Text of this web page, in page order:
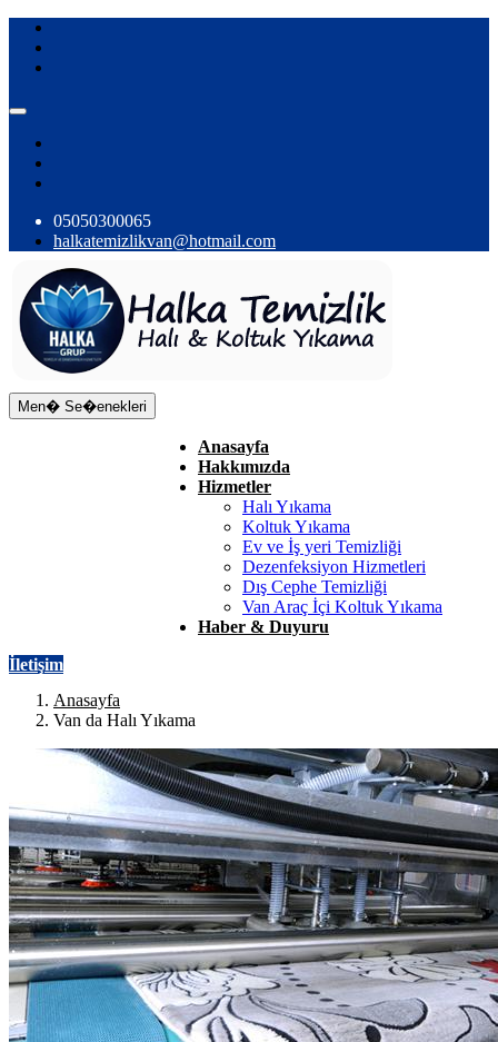
05050300065
halkatemizlikvan@hotmail.com
Men� Se�enekleri
Anasayfa
Hakkımızda
Hizmetler
Halı Yıkama
Koltuk Yıkama
Ev ve İş yeri Temizliği
Dezenfeksiyon Hizmetleri
Dış Cephe Temizliği
Van Araç İçi Koltuk Yıkama
Haber & Duyuru
İletişim
Anasayfa
Van da Halı Yıkama